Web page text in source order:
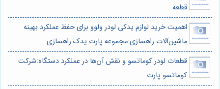
قطعه
اهمیت خرید لوازم یدکی لودر ولوو برای حفظ عملکرد بهینه
ماشین‌آلات راهسازی:مجموعه پارت یدک راهسازی
قطعات لودر کوماتسو و نقش آن‌ها در عملکرد دستگاه:شرکت
کوماتسو پارت